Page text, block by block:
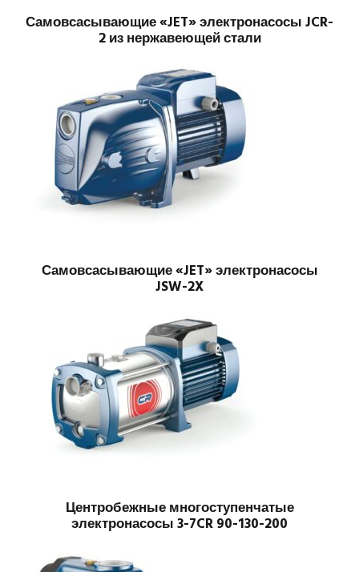
Самовсасывающие «JET» электронасосы JCR-
2 из нержавеющей стали
Самовсасывающие «JET» электронасосы
JSW-2X
Центробежные многоступенчатые
электронасосы 3-7CR 90-130-200